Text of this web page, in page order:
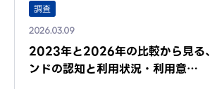
調査
2026.03.09
2023年と2026年の比較から見る、
ンドの認知と利用状況・利用意…